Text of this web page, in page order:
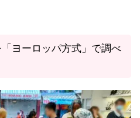
ヨーロッパ方式」で調べ